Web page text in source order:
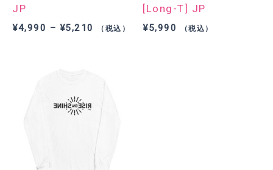
JP
¥4,990 – ¥5,210 価（税込）
[Long-T] JP
¥5,990 （税込）